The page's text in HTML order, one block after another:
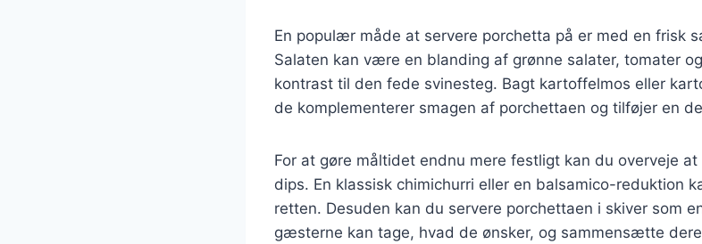
En populær måde at servere porchetta på er med en frisk
Salaten kan være en blanding af grønne salater, tomater
kontrast til den fede svinesteg. Bagt kartoffelmos eller
de komplementerer smagen af porchettaen og tilføjer en
For at gøre måltidet endnu mere festligt kan du overveje
dips. En klassisk chimichurri eller en balsamico-reduktion
retten. Desuden kan du servere porchettaen i skiver som
gæsterne kan tage, hvad de ønsker, og sammensætte